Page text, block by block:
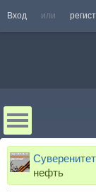
Вход или
нефть